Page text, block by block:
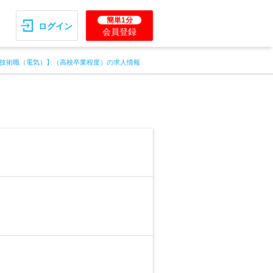
ログイン
簡単1分
会員登録
術職（電気）】（高校卒業程度）の求人情報